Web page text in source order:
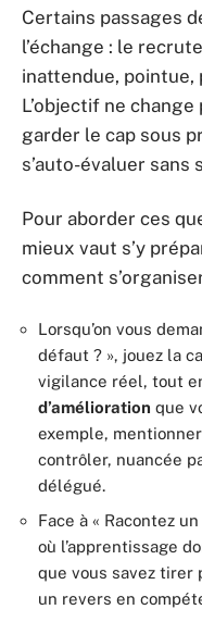
Certains passages
l’échange : le
inattendue,
L’objectif ne
garder le cap sous
s’auto-évaluer sans
Pour aborder ces
mieux vaut s’y
comment
Lorsqu’on vous
défaut ? », jouez la
vigilance réel, tout
d’amélioration que
exemple,
contrôler, nuancée
délégué.
Face à « Racontez
où l’apprentissage
que vous savez tirer
un revers en